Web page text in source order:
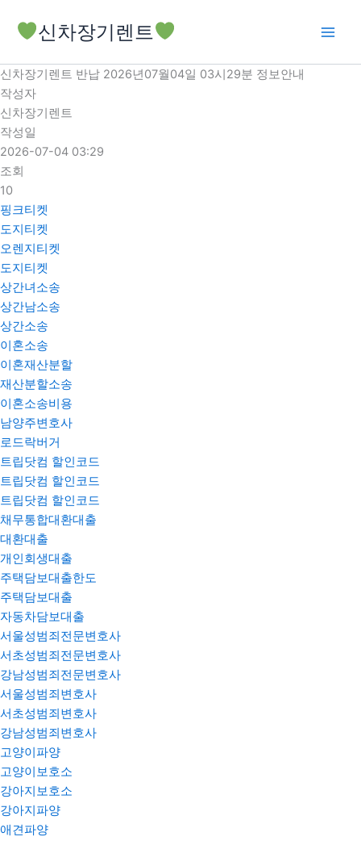
로
건
너
뛰
기
신차장기렌트
신차장기렌트 반납 2026년07월04일 03시29분 정보안내
작성자
신차장기렌트
작성일
2026-07-04 03:29
조회
10
핑크티켓
도지티켓
오렌지티켓
도지티켓
상간녀소송
상간남소송
상간소송
이혼소송
이혼재산분할
재산분할소송
이혼소송비용
남양주변호사
로드락버거
트립닷컴 할인코드
트립닷컴 할인코드
트립닷컴 할인코드
채무통합대환대출
대환대출
개인회생대출
주택담보대출한도
주택담보대출
자동차담보대출
서울성범죄전문변호사
서초성범죄전문변호사
강남성범죄전문변호사
서울성범죄변호사
서초성범죄변호사
강남성범죄변호사
고양이파양
고양이보호소
강아지보호소
강아지파양
애견파양